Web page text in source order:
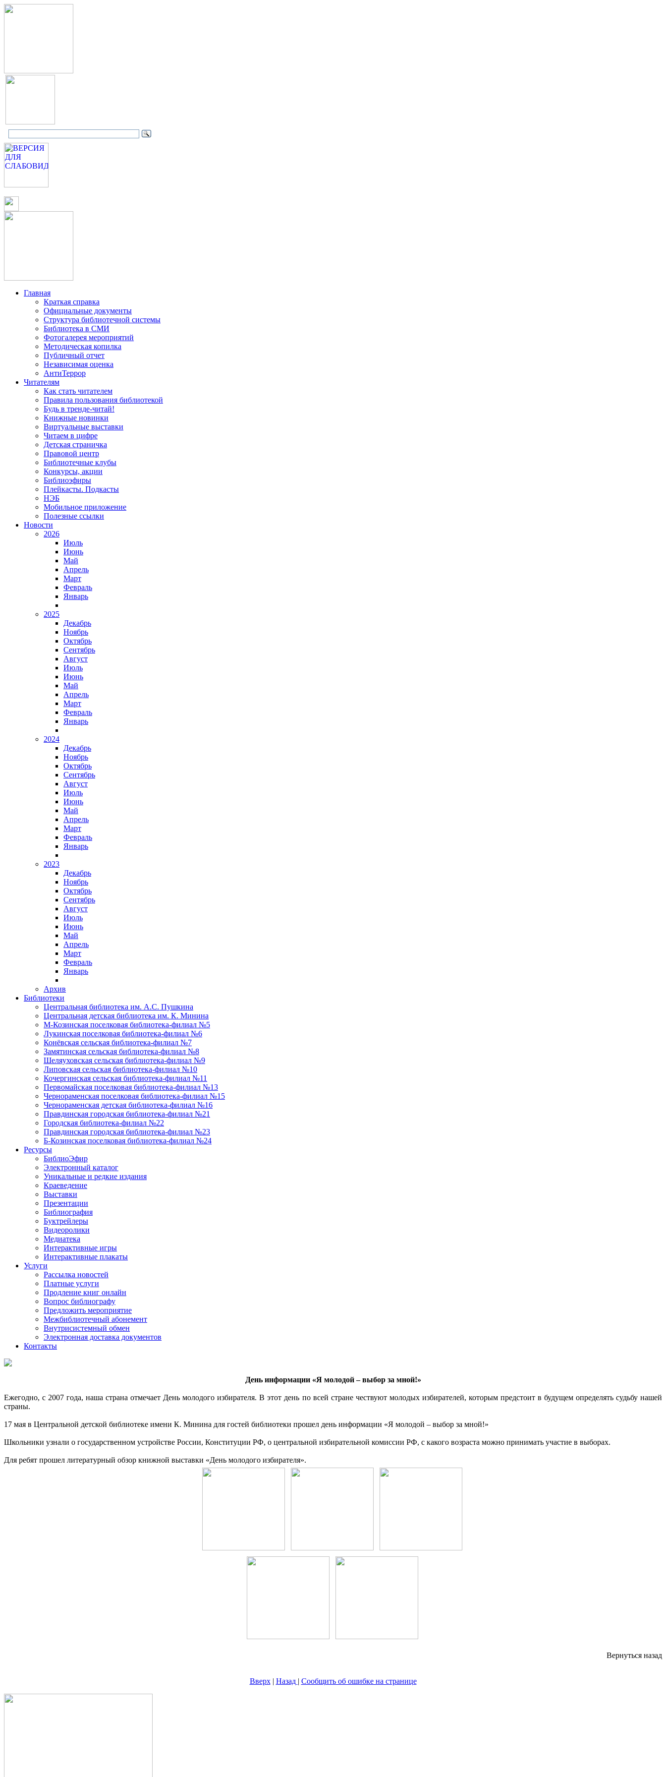
Главная
Краткая справка
Официальные документы
Структура библиотечной системы
Библиотека в СМИ
Фотогалерея мероприятий
Методическая копилка
Публичный отчет
Независимая оценка
АнтиТеррор
Читателям
Как стать читателем
Правила пользования библиотекой
Будь в тренде-читай!
Книжные новинки
Виртуальные выставки
Читаем в цифре
Детская страничка
Правовой центр
Библиотечные клубы
Конкурсы, акции
Библиоэфиры
Плейкасты. Подкасты
НЭБ
Мобильное приложение
Полезные ссылки
Новости
2026
Июль
Июнь
Май
Апрель
Март
Февраль
Январь
2025
Декабрь
Ноябрь
Октябрь
Сентябрь
Август
Июль
Июнь
Май
Апрель
Март
Февраль
Январь
2024
Декабрь
Ноябрь
Октябрь
Сентябрь
Август
Июль
Июнь
Май
Апрель
Март
Февраль
Январь
2023
Декабрь
Ноябрь
Октябрь
Сентябрь
Август
Июль
Июнь
Май
Апрель
Март
Февраль
Январь
Архив
Библиотеки
Центральная библиотека им. А.С. Пушкина
Центральная детская библиотека им. К. Минина
М-Козинская поселковая библиотека-филиал №5
Лукинская поселковая библиотека-филиал №6
Конёвская сельская библиотека-филиал №7
Замятинская сельская библиотека-филиал №8
Шеляуховская сельская библиотека-филиал №9
Липовская сельская библиотека-филиал №10
Кочергинская сельская библиотека-филиал №11
Первомайская поселковая библиотека-филиал №13
Чернораменская поселковая библиотека-филиал №15
Чернораменская детская библиотека-филиал №16
Правдинская городская библиотека-филиал №21
Городская библиотека-филиал №22
Правдинская городская библиотека-филиал №23
Б-Козинская поселковая библиотека-филиал №24
Ресурсы
БиблиоЭфир
Электронный каталог
Уникальные и редкие издания
Краеведение
Выставки
Презентации
Библиография
Буктрейлеры
Видеоролики
Медиатека
Интерактивные игры
Интерактивные плакаты
Услуги
Рассылка новостей
Платные услуги
Продление книг онлайн
Вопрос библиографу
Предложить мероприятие
Межбиблиотечный абонемент
Внутрисистемный обмен
Электронная доставка документов
Контакты
День информации «Я молодой – выбор за мной!»
Ежегодно, с 2007 года, наша страна отмечает День молодого избирателя. В этот день по всей стране чествуют молодых избирателей, которым предстоит в будущем определять судьбу нашей
страны.
17 мая в Центральной детской библиотеке имени К. Минина для гостей библиотеки прошел день информации «Я молодой – выбор за мной!»
Школьники узнали о государственном устройстве России, Конституции РФ, о центральной избирательной комиссии РФ, с какого возраста можно принимать участие в выборах.
Для ребят прошел литературный обзор книжной выставки «День молодого избирателя».
Вернуться назад
Вверх| Назад | Сообщить об ошибке на странице